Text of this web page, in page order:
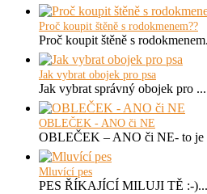
Proč koupit štěně s rodokmenem??
Proč koupit štěně s
Jak vybrat obojek pro psa
Jak vybrat správný obojek pro ...
OBLEČEK - ANO či NE
OBLEČEK – ANO či NE- to je
Mluvící pes
PES ŘÍKAJÍCÍ MILUJI TĚ :-)...